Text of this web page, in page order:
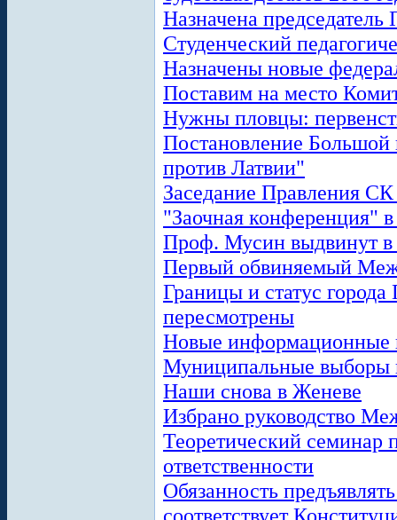
Назначена председатель
Студенческий
Назначены новые
Поставим на место
Нужны пловцы:
Постановление
против Латвии"
Заседание Правления
"Заочная конференция"
Проф. Мусин выдвинут в
Первый обвиняемый
Границы и статус
пересмотрены
Новые
Муниципальные выборы
Наши снова в Женеве
Избрано руководство
Теоретический семинар
ответственности
Обязанность
соответствует